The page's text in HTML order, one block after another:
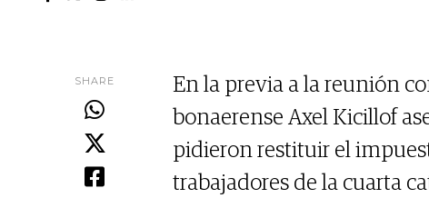
SHARE
En la previa a la reunión
bonaerense Axel Kicillof
pidieron restituir el
trabajadores de la cuarta